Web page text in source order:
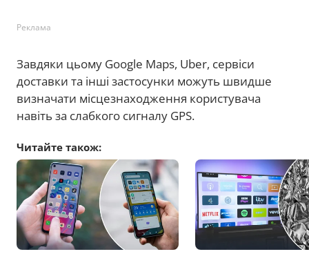
Реклама
Завдяки цьому Google Maps, Uber, сервіси
доставки та інші застосунки можуть швидше
визначати місцезнаходження користувача
навіть за слабкого сигналу GPS.
Читайте також: